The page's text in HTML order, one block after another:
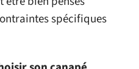
spécifiques